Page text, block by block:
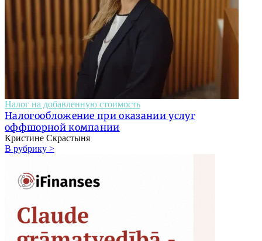
Налог на добавленную стоимость
Налогообложение при оказании услуг
оффшорной компании
Кристине Скрастыня
В рубрику >